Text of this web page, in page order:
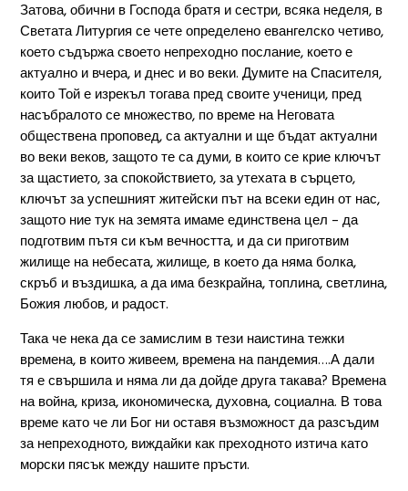
Затова, обични в Господа братя и сестри, всяка неделя, в
Светата Литургия се чете определено евангелско четиво,
което съдържа своето непреходно послание, което е
актуално и вчера, и днес и во веки. Думите на Спасителя,
които Той е изрекъл тогава пред своите ученици, пред
насъбралото се множество, по време на Неговата
обществена проповед, са актуални и ще бъдат актуални
во веки веков, защото те са думи, в които се крие ключът
за щастието, за спокойствието, за утехата в сърцето,
ключът за успешният житейски път на всеки един от нас,
защото ние тук на земята имаме единствена цел – да
подготвим пътя си към вечността, и да си приготвим
жилище на небесата, жилище, в което да няма болка,
скръб и въздишка, а да има безкрайна, топлина, светлина,
Божия любов, и радост.
Така че нека да се замислим в тези наистина тежки
времена, в които живеем, времена на пандемия….А дали
тя е свършила и няма ли да дойде друга такава? Времена
на война, криза, икономическа, духовна, социална. В това
време като че ли Бог ни оставя възможност да разсъдим
за непреходното, виждайки как преходното изтича като
морски пясък между нашите пръсти.